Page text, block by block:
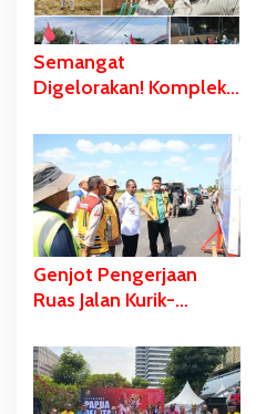
Semangat
Digelorakan! Komplek
‘Didandani,’
Kepanitiaan HUT RI ke-
81 Terbentuk,
Sejumlah Kegiatan
Dihelat
Genjot Pengerjaan
Ruas Jalan Kurik-
Kota-Rawa Sari,
Gubernur Safanpo:
Tahun ini Tuntas